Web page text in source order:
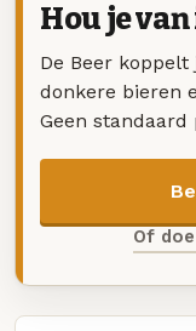
Hou je
De Beer
donkere bieren
Geen standaard
Of